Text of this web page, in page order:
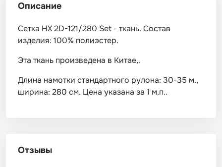
Описание
Сетка HX 2D-121/280 Set - ткань. Состав
изделия: 100% полиэстер.
Эта ткань произведена в Китае,.
Длина намотки стандартного рулона: 30-35 м.,
ширина: 280 см. Цена указана за 1 м.п..
Отзывы